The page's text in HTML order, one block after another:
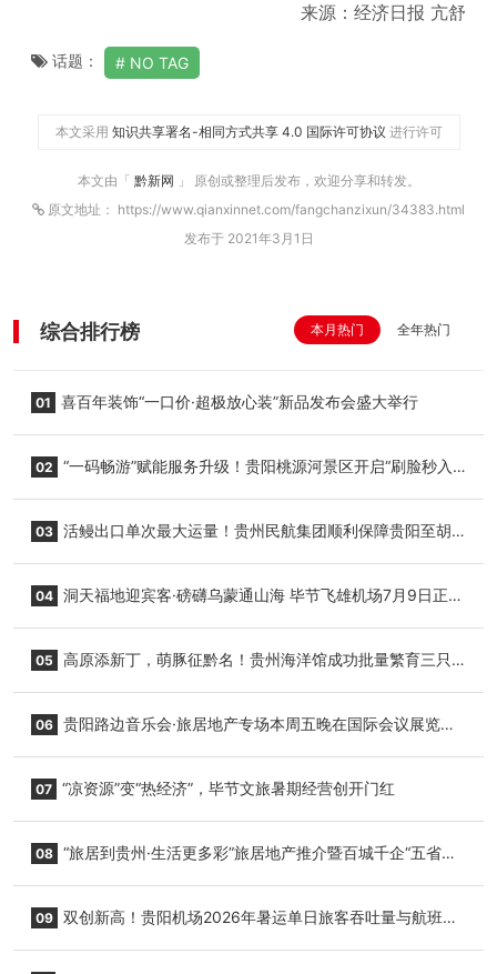
来源：经济日报 亢舒
话题： NO TAG
本文采用 知识共享署名-相同方式共享 4.0 国际许可协议 进行许可
本文由「 黔新网 」 原创或整理后发布，欢迎分享和转发。
原文地址： https://www.qianxinnet.com/fangchanzixun/34383.html
发布于 2021年3月1日
综合排行榜 本月热门 全年热门
01 喜百年装饰“一口价·超极放心装”新品发布会盛大举行
02 “一码畅游”赋能服务升级！贵阳桃源河景区开启“刷脸秒入
03 活鳗出口单次最大运量！贵州民航集团顺利保障贵阳至胡
04 洞天福地迎宾客·磅礴乌蒙通山海 毕节飞雄机场7月9日正式
05 高原添新丁，萌豚征黔名！贵州海洋馆成功批量繁育三只
06 贵阳路边音乐会·旅居地产专场本周五晚在国际会议展览中
07 “凉资源”变“热经济”，毕节文旅暑期经营创开门红
08 “旅居到贵州·生活更多彩”旅居地产推介暨百城千企“五省
09 双创新高！贵阳机场2026年暑运单日旅客吞吐量与航班起